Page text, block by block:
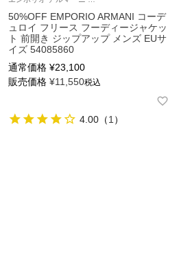
50%OFF EMPORIO ARMANI コーデ
ュロイ フリース フーディージャケッ
ト 前開き ジップアップ メンズ EUサ
イズ 54085860
通常価格 ¥23,100
販売価格 ¥11,550税込
4.00 （1 ）